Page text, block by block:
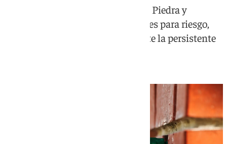
Alameda, Humilladero, Fuente de Piedra y
Mollina implementan restricciones para riesgo,
limpieza y llenado de piscinas ante la persistente